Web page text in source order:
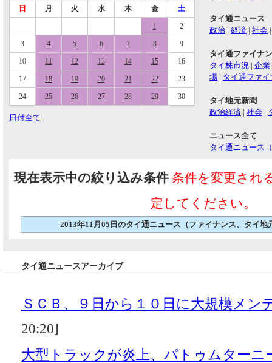
日
月 火 水 木 金 土
1 2
3 4 5 6 7 8 9
10 11 12 13 14 15 16
17 18 19 20 21 22 23
24 25 26 27 28 29 30
日付全て
タイ通ニュース
政治 | 経済 | 社会
タイ通ファイナ
タイ株市況 | 企業
場 | タイ通ファ
タイ地元新聞
政治経済 | 社会 |
ニュース全て
タイ通ニュース
現在表示中の絞り込み条件 条件を変更され
定してください。
2013年11月05日のタイ通ニュース（ファイナンス、タイ地
タイ通ニュースアーカイブ
ＳＣＢ、９日から１０日に大規模メン
20:20]
大型トラックが炎上、パトゥムターニ